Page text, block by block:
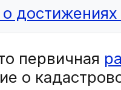
первичная
о